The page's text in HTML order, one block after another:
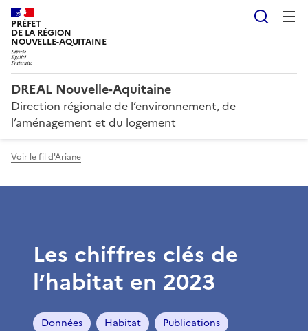
PRÉFET
DE LA RÉGION
NOUVELLE-AQUITAINE
DREAL Nouvelle-Aquitaine
Direction régionale de l’environnement, de
l’aménagement et du logement
Voir le fil d'Ariane
Les chiffres clés de
l’habitat en 2023
Données Habitat Publications